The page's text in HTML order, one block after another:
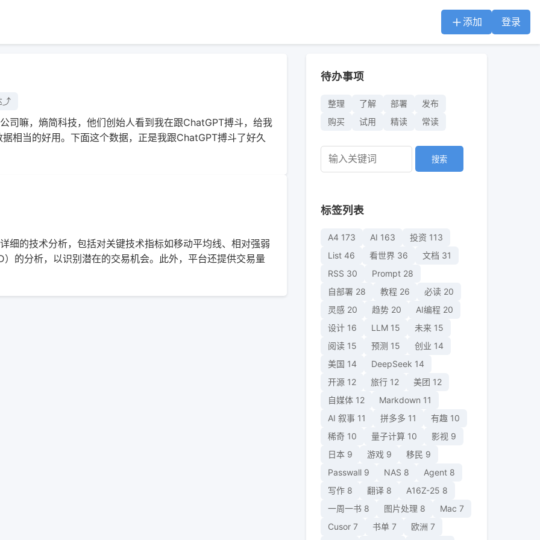
添加 登录
⤴︎
司嘛，熵简科技，他们创始人看到我在跟ChatGPT搏斗，给我
相当的好用。下面这个数据，正是我跟ChatGPT搏斗了好久
细的技术分析，包括对关键技术指标如移动平均线、相对强弱
的分析，以识别潜在的交易机会。此外，平台还提供交易量
待办事项
整理 了解 部署
发布
购买
试用 精读 常读
搜索
标签列表
A4 173 AI 163 投资 113
List 46 看世界 36 文档 31
RSS 30 Prompt 28
自部署 28 教程 26 必读 20
灵感 20 趋势 20 AI编程 20
设计 16 LLM 15 未来 15
阅读 15 预测 15 创业 14
美国 14 DeepSeek 14
开源 12 旅行 12 美团 12
自媒体 12 Markdown 11
AI 叙事 11 拼多多 11 有趣 10
稀奇 10 量子计算 10 影视 9
日本 9 游戏 9 移民 9
Passwall 9 NAS 8 Agent 8
写作 8 翻译 8 A16Z-25 8
一周一书 8 图片处理 8 Mac 7
Cusor 7 书单 7 欧洲 7